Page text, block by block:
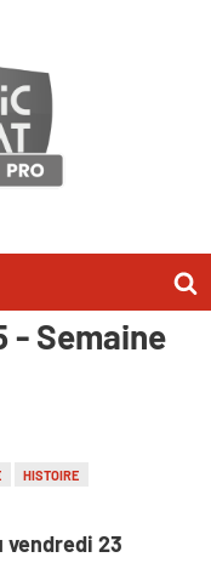
17 au
- Semaine
HISTOIRE
vendredi 23